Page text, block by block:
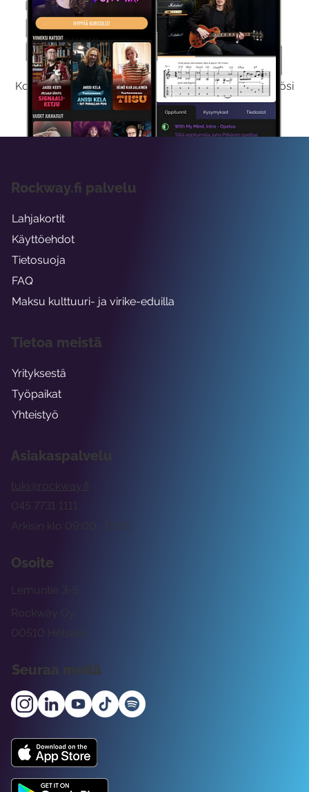
Kokeile Ilmaiseksi
Kokeilemalla ilmaiseksi saat koko sisältömme käyttöösi
viikon ajaksi.
Asiakaspalvelu
tuki@rockway.fi
Arkisin klo 09:00 -15:00
045 7731 1111
Osoite
Rockway Oy
Lemuntie 3-5
00510 Helsinki
Seuraa meitä
Rockway.fi palvelu
Lahjakortit
Käyttöehdot
Tietosuoja
FAQ
Maksu kulttuuri- ja virike-eduilla
Tietoa meistä
Yrityksestä
Työpaikat
Yhteistyö